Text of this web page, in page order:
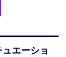
エーショ